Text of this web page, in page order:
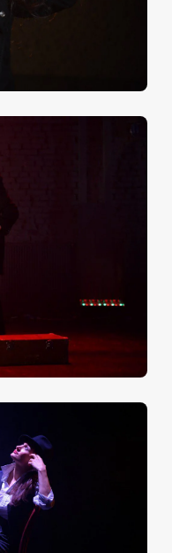
проявлений».
государственный
- «Радость вопреки
изысканность,
поэта 20 века.
к тексту
спектакля.
в
тонах,
уходом,
присыпано
раскрывают эти
поэта.
многоликим,
пола и возраста,
в разных его
цитата, которая,
поэта к
поэзия —
И ему это удалось:
она кажется